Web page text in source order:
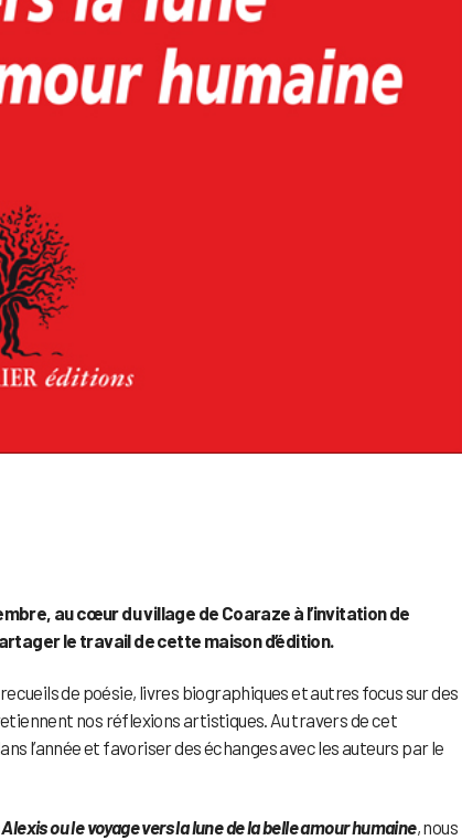
au cœur du village de Coaraze à l’invitation de
le travail de cette maison d’édition.
de poésie, livres biographiques et autres focus sur des
nos réflexions artistiques. Au travers de cet
l’année et favoriser des échanges avec les auteurs par le
ou le voyage vers la lune de la belle amour humaine, nous